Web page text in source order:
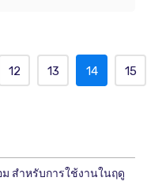
12 13 14 15
ม สำหรับการใช้งานในฤดู